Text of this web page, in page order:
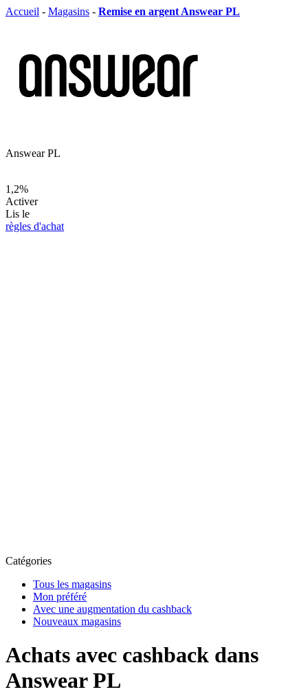
Accueil - Magasins - Remise en argent Answear PL
Answear PL
1,2%
Activer
Lis le
règles d'achat
Catégories
Tous les magasins
Mon préféré
Avec une augmentation du cashback
Nouveaux magasins
Achats avec cashback dans
Answear PL